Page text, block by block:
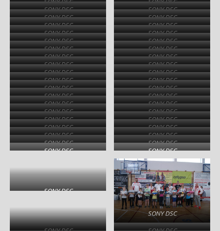
SONY DSC
SONY DSC
SONY DSC
SONY DSC
SONY DSC
SONY DSC
SONY DSC
SONY DSC
SONY DSC
SONY DSC
SONY DSC
SONY DSC
SONY DSC
SONY DSC
SONY DSC
SONY DSC
SONY DSC
SONY DSC
SONY DSC
SONY DSC
SONY DSC
SONY DSC
SONY DSC
SONY DSC
SONY DSC
SONY DSC
SONY DSC
SONY DSC
SONY DSC
SONY DSC
SONY DSC
SONY DSC
SONY DSC
SONY DSC
SONY DSC
SONY DSC
SONY DSC
SONY DSC
SONY DSC
SONY DSC
SONY DSC
SONY DSC